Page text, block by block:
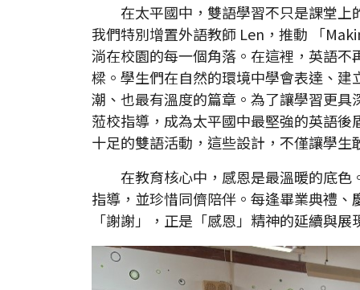
在太平國中，雙語學習不只是課堂
我們特別增置外語教師 Len，推動 「
淌在校園的每一個角落。在這裡，英語
樑。學生們在自然的環境中學會表達、
潮、也最有溫度的篇章。為了讓學習更
蒞校指導，成為太平國中最堅強的英語
十足的雙語活動，這些設計，不僅讓學
在教育核心中，感恩是最溫暖的底
指導，並珍惜同儕陪伴。每逢畢業典禮
「謝謝」，正是「感恩」精神的延續與展